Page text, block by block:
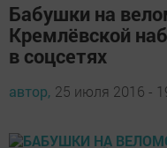
Бабушки на
Кремлёвской
в соцсетях
автор, 25 июля 2016 -